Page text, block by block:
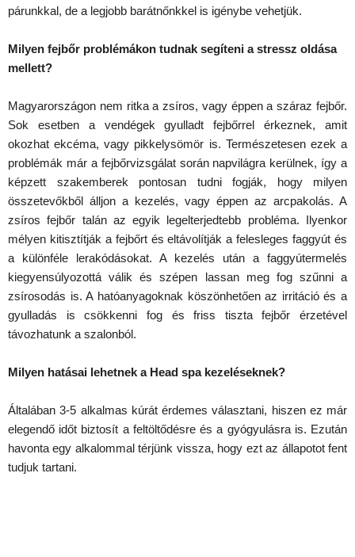
párunkkal, de a legjobb barátnőnkkel is igénybe vehetjük.
Milyen fejbőr problémákon tudnak segíteni a stressz oldása
mellett?
Magyarországon nem ritka a zsíros, vagy éppen a száraz fejbőr.
Sok esetben a vendégek gyulladt fejbőrrel érkeznek, amit
okozhat ekcéma, vagy pikkelysömör is. Természetesen ezek a
problémák már a fejbőrvizsgálat során napvilágra kerülnek, így a
képzett szakemberek pontosan tudni fogják, hogy milyen
összetevőkből álljon a kezelés, vagy éppen az arcpakolás. A
zsíros fejbőr talán az egyik legelterjedtebb probléma. Ilyenkor
mélyen kitisztítják a fejbőrt és eltávolítják a felesleges faggyút és
a különféle lerakódásokat. A kezelés után a faggyútermelés
kiegyensúlyozottá válik és szépen lassan meg fog szűnni a
zsírosodás is. A hatóanyagoknak köszönhetően az irritáció és a
gyulladás is csökkenni fog és friss tiszta fejbőr érzetével
távozhatunk a szalonból.
Milyen hatásai lehetnek a Head spa kezeléseknek?
Általában 3-5 alkalmas kúrát érdemes választani, hiszen ez már
elegendő időt biztosít a feltöltődésre és a gyógyulásra is. Ezután
havonta egy alkalommal térjünk vissza, hogy ezt az állapotot fent
tudjuk tartani.